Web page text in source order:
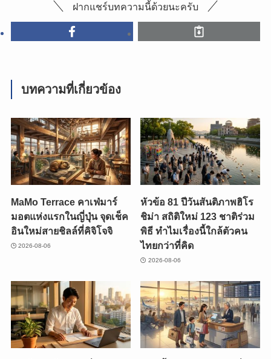
ฝากแชร์บทความนี้ด้วยนะครับ
บทความที่เกี่ยวข้อง
MaMo Terrace คาเฟ่มาร์
มอตแห่งแรกในญี่ปุ่น จุดเช็ค
อินใหม่สายชิลล์ที่คิจิโจจิ
2026-08-06
หัวข้อ 81 ปีวันสันติภาพฮิโร
ชิม่า สถิติใหม่ 123 ชาติร่วม
พิธี ทำไมเรื่องนี้ใกล้ตัวคน
ไทยกว่าที่คิด
2026-08-06